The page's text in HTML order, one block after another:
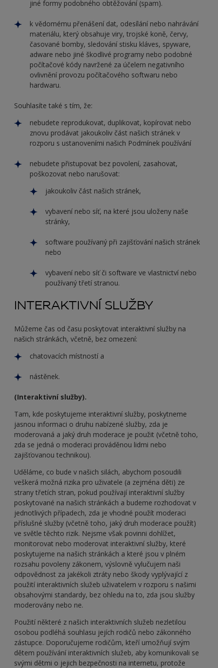
jiné formy podobného obtěžování (spam).
k vědomému přenášení dat, odesílání nebo nahrávání
materiálu, který obsahuje viry, trojské koně, červy,
časované bomby, sledování stisku kláves, spyware,
adware nebo jiné škodlivé programy nebo podobné
počítačové kódy navržené za účelem negativního
ovlivnění provozu počítačového softwaru nebo
hardwaru.
Souhlasíte také s tím, že:
nebudete reprodukovat, duplikovat, kopírovat nebo
znovu prodávat jakoukoliv část našich stránek v
rozporu s ustanoveními našich Podmínek používání
nebudete přistupovat bez povolení, zasahovat,
poškozovat nebo narušovat:
jakoukoliv část našich stránek,
vybavení nebo síť, na které jsou uloženy naše
stránky,
software používaný při zajišťování našich stránek
nebo
vybavení nebo síť či software ve vlastnictví nebo
používaný třetí stranou.
INTERAKTIVNÍ SLUŽBY
Můžeme čas od času poskytovat interaktivní služby na
našich stránkách, včetně, bez omezení:
chatovacích místností a
nástěnek.
(Interaktivní služby).
Tam, kde poskytujeme interaktivní služby, poskytneme
jasnou informaci o druhu nabízené služby, zda je
moderovaná a jaký druh moderace je použit (včetně toho,
zda se jedná o moderaci prováděnou lidmi nebo
zajišťovanou technikou).
Uděláme, co bude v našich silách, abychom posoudili
veškerá možná rizika pro uživatele (a zejména děti) ze
strany třetích stran, pokud používají interaktivní služby
poskytované na našich stránkách a budeme rozhodovat v
jednotlivých případech, zda je vhodné použít moderaci
příslušné služby (včetně toho, jaký druh moderace použít)
ve světle těchto rizik. Nejsme však povinni dohlížet,
monitorovat nebo moderovat interaktivní služby, které
poskytujeme na našich stránkách a které jsou v plném
rozsahu povoleny zákonem, výslovně vylučujem naši
odpovědnost za jakékoli ztráty nebo škody vyplývající z
použití interaktivních služeb uživatelem v rozporu s našimi
obsahovými standardy, bez ohledu na to, zda jsou služby
moderovány nebo ne.
Použití některé z našich interaktivních služeb nezletilou
osobou podléhá souhlasu jejích rodičů nebo zákonného
zástupce. Doporučujeme rodičům, kteří umožňují svým
dětem používání interaktivních služeb, aby komunikovali se
svými dětmi o jejich bezpečnosti na internetu, protože